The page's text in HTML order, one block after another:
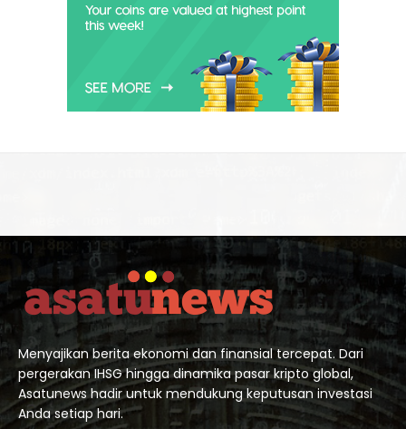
Menyajikan berita ekonomi dan finansial tercepat. Dari
pergerakan IHSG hingga dinamika pasar kripto global,
Asatunews hadir untuk mendukung keputusan investasi
Anda setiap hari.